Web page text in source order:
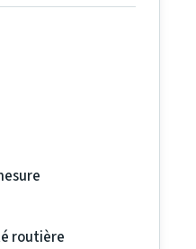
routière